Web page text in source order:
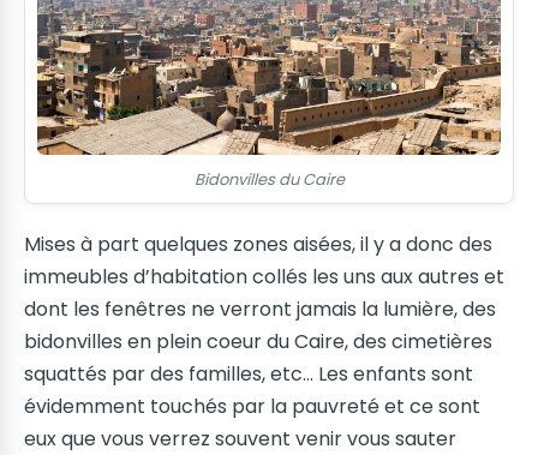
Bidonvilles du Caire
Mises à part quelques zones aisées, il y a donc des
immeubles d’habitation collés les uns aux autres et
dont les fenêtres ne verront jamais la lumière, des
bidonvilles en plein coeur du Caire, des cimetières
squattés par des familles, etc… Les enfants sont
évidemment touchés par la pauvreté et ce sont
eux que vous verrez souvent venir vous sauter